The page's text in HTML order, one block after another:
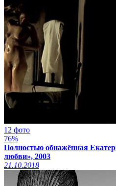
12 фото
76%
Полностью обнажённая
любви», 2003
21.10.2018